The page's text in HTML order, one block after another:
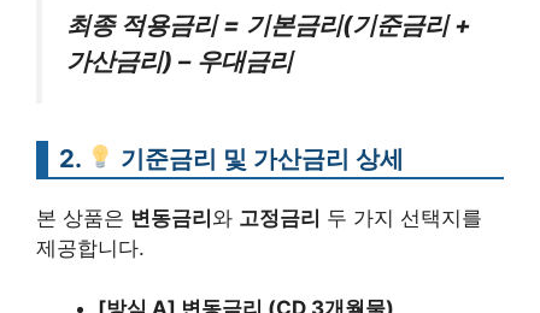
최종 적용금리 = 기본금리(기준금리 +
가산금리) – 우대금리
2. 기준금리 및 가산금리 상세
본 상품은 변동금리와 고정금리 두 가지 선택지를
제공합니다.